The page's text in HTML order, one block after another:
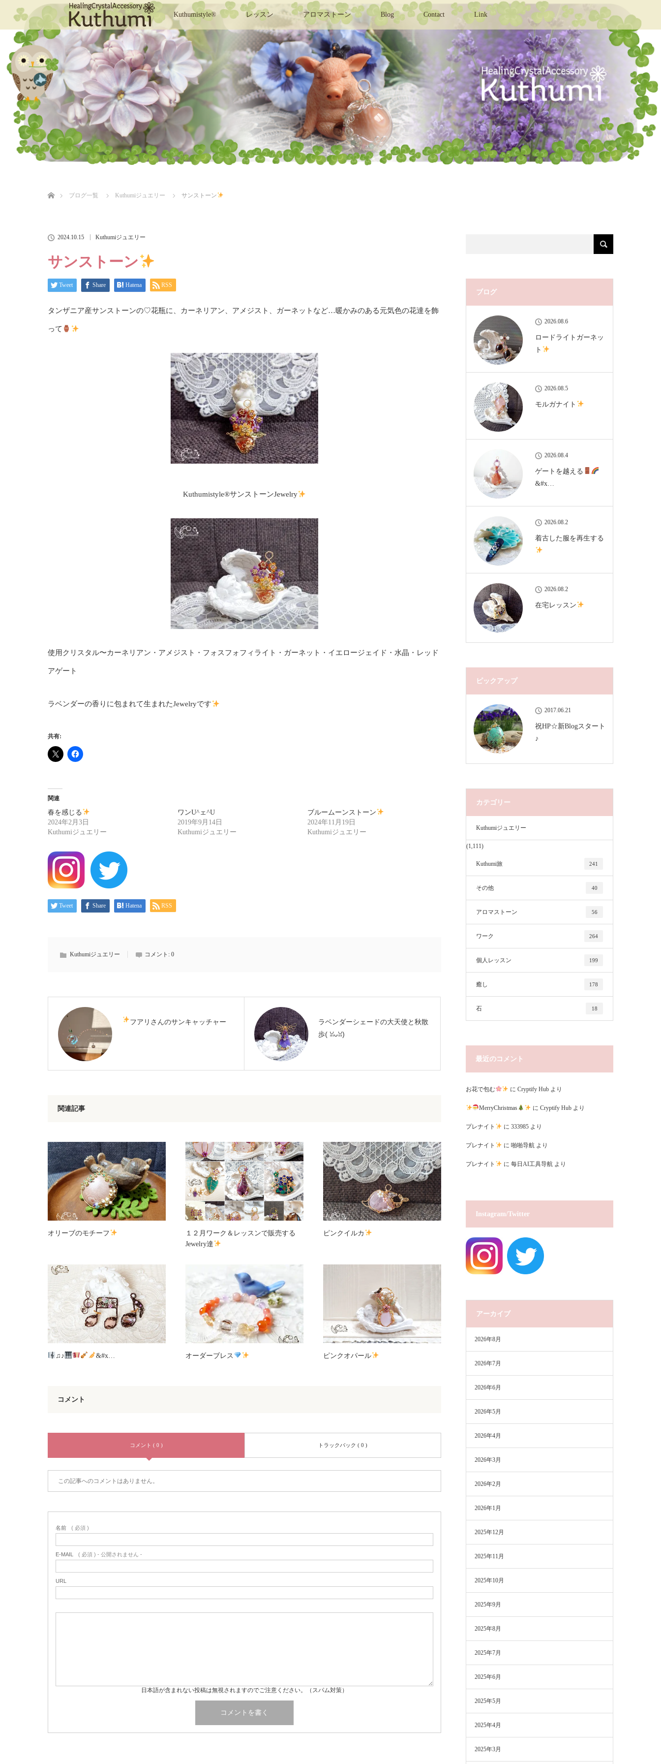
Kuthumistyle® レッスン アロマストーン Blog Contact Link
ブログ一覧
Kuthumiジュエリー サンストーン
2024.10.15 Kuthumiジュエリー
サンストーン
Tweet Share Hatena RSS
タンザニア産サンストーンの♡花瓶に、カーネリアン、アメジスト、ガーネットなど…暖かみのある元気色の花達を飾
って
Kuthumistyle®サンストーンJewelry
使用クリスタル〜カーネリアン・アメジスト・フォスフォフィライト・ガーネット・イエロージェイド・水晶・レッド
アゲート
ラベンダーの香りに包まれて生まれたJewelryです
共有:
関連
春を感じる
2024年2月3日
Kuthumiジュエリー
ワンU^ェ^U
2019年9月14日
Kuthumiジュエリー
ブルームーンストーン
2024年11月19日
Kuthumiジュエリー
Tweet Share Hatena RSS
Kuthumiジュエリー コメント: 0
フアリさんのサンキャッチャー
ラベンダーシェードの大天使と秋散
歩(⁠ ⁠ꈍ⁠ᴗ⁠ꈍ⁠)
関連記事
オリーブのモチーフ
１２月ワーク＆レッスンで販売する
Jewelry達
ピンクイルカ
♫♪ &#x… オーダーブレス ピンクオパール
コメント
コメント ( 0 ) トラックバック ( 0 )
この記事へのコメントはありません。
名前 ( 必須 )
E-MAIL ( 必須 ) - 公開されません -
URL
日本語が含まれない投稿は無視されますのでご注意ください。（スパム対策）
ブログ
2026.08.6
ロードライトガーネッ
ト
2026.08.5
モルガナイト
2026.08.4
ゲートを越える
&#x…
2026.08.2
着古した服を再生する
2026.08.2
在宅レッスン
ピックアップ
2017.06.21
祝HP☆新Blogスタート
♪
カテゴリー
Kuthumiジュエリー
(1,111)
Kuthumi旅 241
その他 40
アロマストーン 56
ワーク 264
個人レッスン 199
癒し 178
石 18
最近のコメント
お花で包む にCryptify Hub より
MerryChristmas に Cryptify Hubより
プレナイト に 333985より
プレナイト に 啪啪导航より
プレナイト に 每日AI工具导航より
Instagram/Twitter
アーカイブ
2026年8月
2026年7月
2026年6月
2026年5月
2026年4月
2026年3月
2026年2月
2026年1月
2025年12月
2025年11月
2025年10月
2025年9月
2025年8月
2025年7月
2025年6月
2025年5月
2025年4月
2025年3月